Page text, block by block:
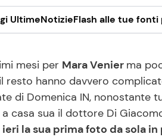
UltimeNotizieFlash alle tue
mesi per Mara Venier ma
resto hanno davvero
di Domenica IN, nonostante
casa sua il dottore Di
la sua prima foto da sola